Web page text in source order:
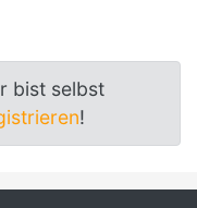
bist selbst
!